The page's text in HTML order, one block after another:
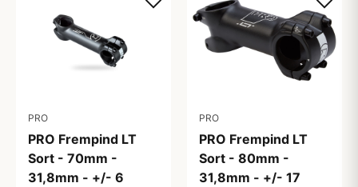
PRO
PRO Frempind LT
Sort - 70mm -
31,8mm - +/- 6
PRO
PRO Frempind LT
Sort - 80mm -
31,8mm - +/- 17